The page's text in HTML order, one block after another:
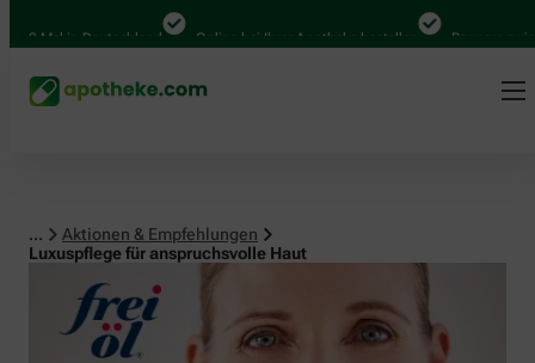
in Deutschland Online bei Ihrer Apotheke bestellen Bequem
...
Aktionen & Empfehlungen
Luxuspflege für anspruchsvolle Haut